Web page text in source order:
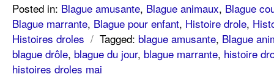
Posted in: Blague amusante, Blague animaux, Blague
Blague marrante, Blague pour enfant, Histoire drole,
Histoires droles / Tagged: blague amusante, Blague
blague drôle, blague du jour, blague marrante, histoire
histoires droles mai